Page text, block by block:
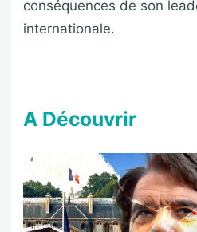
conséquences de son
internationale.
A Découvrir